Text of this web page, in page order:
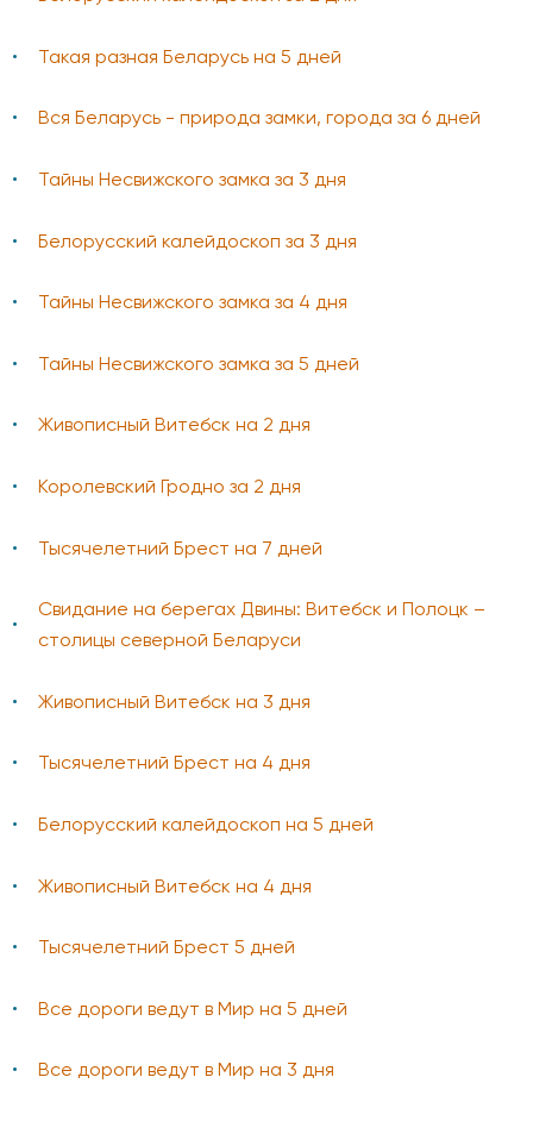
Такая разная Беларусь на 5 дней
Вся Беларусь - природа замки, города за 6 дней
Тайны Несвижского замка за 3 дня
Белорусский калейдоскоп за 3 дня
Тайны Несвижского замка за 4 дня
Тайны Несвижского замка за 5 дней
Живописный Витебск на 2 дня
Королевский Гродно за 2 дня
Тысячелетний Брест на 7 дней
Свидание на берегах Двины: Витебск и Полоцк –
столицы северной Беларуси
Живописный Витебск на 3 дня
Тысячелетний Брест на 4 дня
Белорусский калейдоскоп на 5 дней
Живописный Витебск на 4 дня
Тысячелетний Брест 5 дней
Все дороги ведут в Мир на 5 дней
Все дороги ведут в Мир на 3 дня